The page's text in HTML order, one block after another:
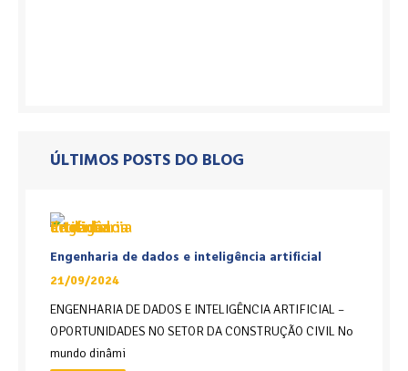
ÚLTIMOS POSTS DO BLOG
Engenharia de dados e inteligência artificial
21/09/2024
ENGENHARIA DE DADOS E INTELIGÊNCIA ARTIFICIAL –
OPORTUNIDADES NO SETOR DA CONSTRUÇÃO CIVIL No
mundo dinâmi